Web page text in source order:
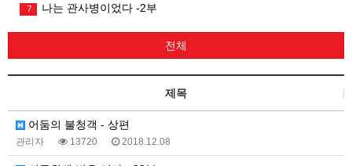
7 나는 관사병이었다 -2부
전체
제목
어둠의 불청객 - 상편
관리자 13720 2018.12.08